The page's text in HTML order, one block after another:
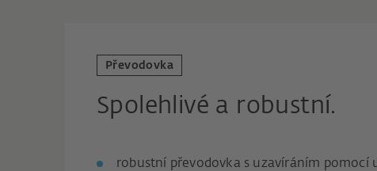
Převodovka
Spolehlivé a robustní.
robustní převodovka s uzavíráním pomocí